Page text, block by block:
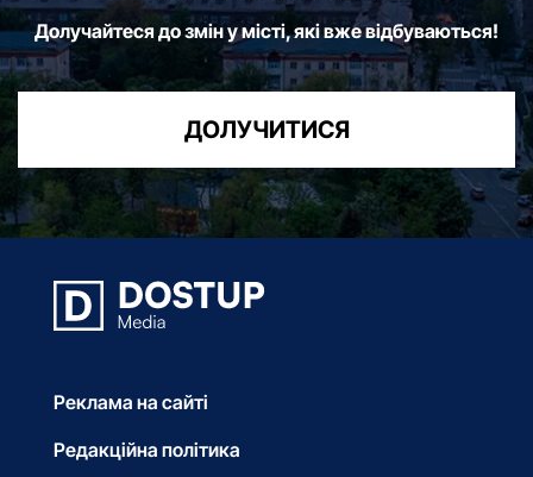
Долучайтеся до змін у місті, які вже відбуваються!
ДОЛУЧИТИСЯ
Реклама на сайті
Редакційна політика